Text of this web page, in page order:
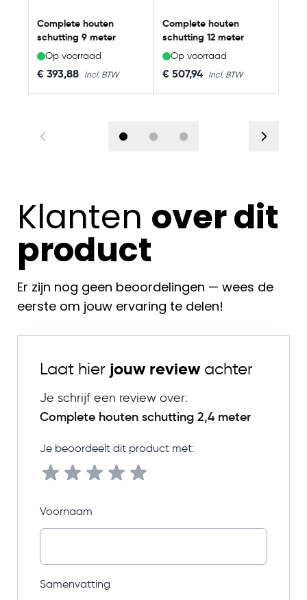
Complete houten
schutting 9 meter
Op voorraad
As low as
€ 393,88
Complete houten
schutting 12 meter
Op voorraad
As low as
€ 507,94
Klanten over dit
product
Er zijn nog geen beoordelingen — wees de
eerste om jouw ervaring te delen!
Laat hier jouw review achter
Je schrijf een review over:
Complete houten schutting 2,4 meter
Je beoordeelt dit product met:
Voornaam
Samenvatting